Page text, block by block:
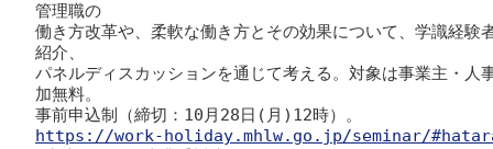
管理職の
働き方改革や、柔軟な働き方とその効果について、学識経験
紹介、
パネルディスカッションを通じて考える。対象は事業主・人
加無料。
https://work-holiday.mhlw.go.jp/seminar/